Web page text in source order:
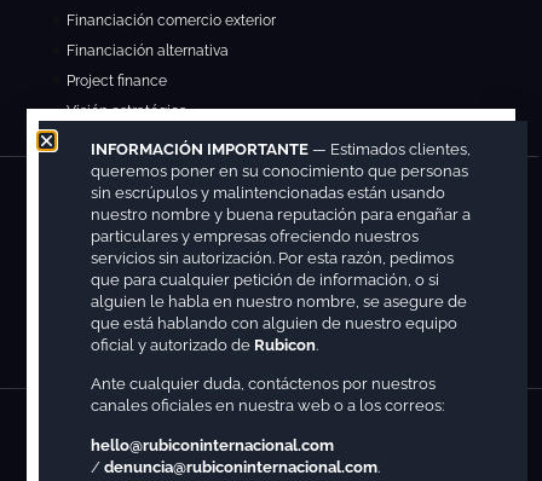
Financiación comercio exterior
Financiación alternativa
Project finance
Visión estratégica
Contacto
hello@rubiconinternacional.com
Sede España
Sede Luxemburgo
Sede México
M4225243(1).
INFORMACIÓN IMPORTANTE — Estimados clientes,
queremos poner en su conocimiento que personas
sin escrúpulos y malintencionadas están usando
nuestro nombre y buena reputación para engañar a
particulares y empresas ofreciendo nuestros
servicios sin autorización. Por esta razón, pedimos
que para cualquier petición de información, o si
alguien le habla en nuestro nombre, se asegure de
que está hablando con alguien de nuestro equipo
oficial y autorizado de Rubicon.
Ante cualquier duda, contáctenos por nuestros
canales oficiales en nuestra web o a los correos:
hello@rubiconinternacional.com
/denuncia@rubiconinternacional.com.